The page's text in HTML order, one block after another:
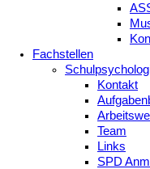
Fachstellen
Kontakt
Team
Links
SPD